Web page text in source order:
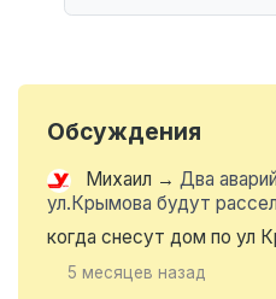
Обсуждения
Михаил → Два
ул.Крымова будут
когда снесут дом по ул
5 месяцев назад